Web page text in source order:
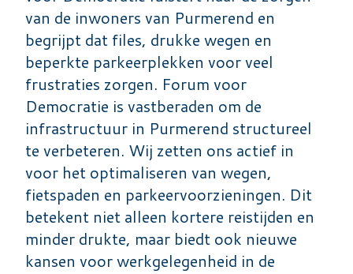
van de inwoners van Purmerend en
begrijpt dat files, drukke wegen en
beperkte parkeerplekken voor veel
frustraties zorgen. Forum voor
Democratie is vastberaden om de
infrastructuur in Purmerend structureel
te verbeteren. Wij zetten ons actief in
voor het optimaliseren van wegen,
fietspaden en parkeervoorzieningen. Dit
betekent niet alleen kortere reistijden en
minder drukte, maar biedt ook nieuwe
kansen voor werkgelegenheid in de